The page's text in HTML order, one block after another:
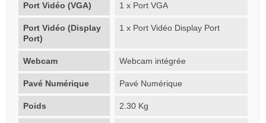
Port Vidéo (VGA) 1 x Port VGA
Port Vidéo (Display
Port)
1 x Port Vidéo Display Port
Webcam Webcam intégrée
Pavé Numérique Pavé Numérique
Poids 2.30 Kg